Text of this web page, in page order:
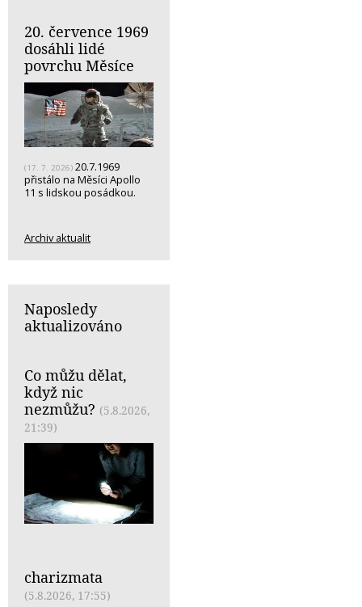
20. července 1969
dosáhli lidé
povrchu Měsíce
(17. 7. 2026) 20.7.1969
přistálo na Měsíci Apollo
11 s lidskou posádkou.
Archiv aktualit
Naposledy
aktualizováno
Co můžu dělat,
když nic
nezmůžu? (5.8.2026,
21:39)
charizmata
(5.8.2026, 17:55)